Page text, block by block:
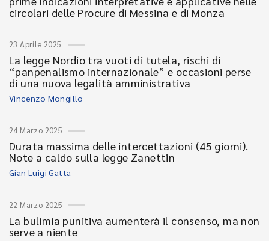
circolari delle Procure di Messina e di Monza
23 Aprile 2025
La legge Nordio tra vuoti di tutela, rischi di
“panpenalismo internazionale” e occasioni perse
di una nuova legalità amministrativa
Vincenzo Mongillo
24 Marzo 2025
Durata massima delle intercettazioni (45 giorni).
Note a caldo sulla legge Zanettin
Gian Luigi Gatta
22 Marzo 2025
La bulimia punitiva aumenterà il consenso, ma non
serve a niente